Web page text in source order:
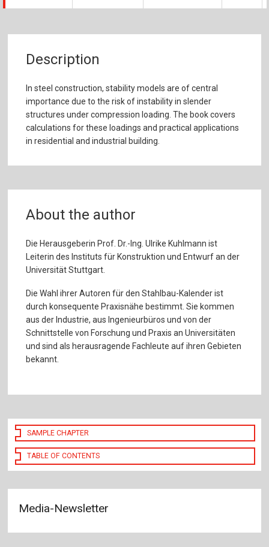
Description
In steel construction, stability models are of central
importance due to the risk of instability in slender
structures under compression loading. The book covers
calculations for these loadings and practical applications
in residential and industrial building.
About the author
Die Herausgeberin Prof. Dr.-Ing. Ulrike Kuhlmann ist
Leiterin des Instituts für Konstruktion und Entwurf an der
Universität Stuttgart.
Die Wahl ihrer Autoren für den Stahlbau-Kalender ist
durch konsequente Praxisnähe bestimmt. Sie kommen
aus der Industrie, aus Ingenieurbüros und von der
Schnittstelle von Forschung und Praxis an Universitäten
und sind als herausragende Fachleute auf ihren Gebieten
bekannt.
SAMPLE CHAPTER
TABLE OF CONTENTS
Media-Newsletter